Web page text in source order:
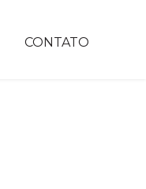
CONTATO